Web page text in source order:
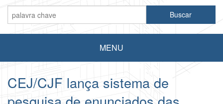
MENU
CEJ/CJF lança sistema de